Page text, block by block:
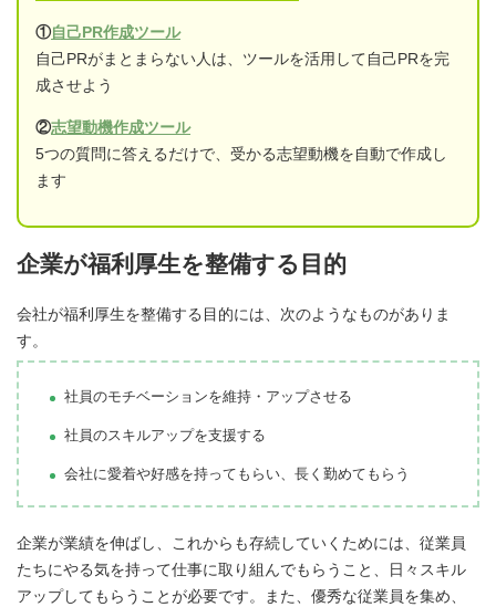
①自己PR作成ツール
自己PRがまとまらない人は、ツールを活用して自己PRを完
成させよう
②志望動機作成ツール
5つの質問に答えるだけで、受かる志望動機を自動で作成し
ます
企業が福利厚生を整備する目的
会社が福利厚生を整備する目的には、次のようなものがありま
す。
社員のモチベーションを維持・アップさせる
社員のスキルアップを支援する
会社に愛着や好感を持ってもらい、長く勤めてもらう
企業が業績を伸ばし、これからも存続していくためには、従業員
たちにやる気を持って仕事に取り組んでもらうこと、日々スキル
アップしてもらうことが必要です。また、優秀な従業員を集め、